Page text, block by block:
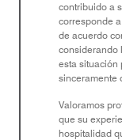
contribuido a
corresponde
de acuerdo
considerando
esta situación
sinceramente
Valoramos
que su
hospitalidad